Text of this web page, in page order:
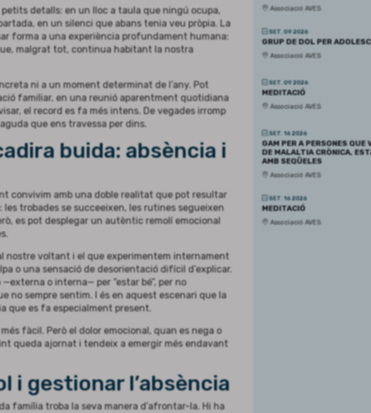
detalls: en un lloc a taula que ningú ocupa,
en un silenci que abans tenia veu pròpia. La
forma a una experiència profundament humana:
malgrat tot, continua habitant la nostra
ni a un moment determinat de l’any. Pot
familiar, en una reunió aparentment quotidiana
el record es fa més intens. De vegades irromp
que ens travessa per dins.
buida: absència i
convivim amb una doble realitat que pot resultar
trobades se succeeixen, les rutines segueixen
es pot desplegar un autèntic remolí emocional
nostre voltant i el que experimentem internament
o una sensació de desorientació difícil d’explicar.
o interna— per “estar bé”, per no
no sempre sentim. I és en aquest escenari que la
que es fa especialment present.
fàcil. Però el dolor emocional, quan es nega o
queda ajornat i tendeix a emergir més endavant
i gestionar l’absència
família troba la seva manera d’afrontar-la. Hi ha
Associació AVES
SET. 09 2026
GRUP DE DOL PER
Associació AVES
SET. 09 2026
MEDITACIÓ
Associació AVES
SET. 16 2026
GAM PER A PERSONES QUE
DE MALALTIA CRÒNICA,
AMB SEQÜELES
Associació AVES
SET. 16 2026
MEDITACIÓ
Associació AVES